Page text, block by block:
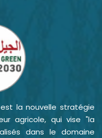
est la nouvelle stratégie
agricole, qui vise "la
dans le domaine